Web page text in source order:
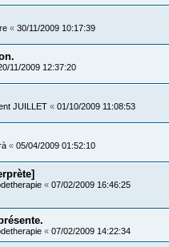
« 30/11/2009 10:17:39
11/2009 12:37:20
JUILLET « 01/10/2009 11:08:53
« 05/04/2009 01:52:10
« 07/02/2009 16:46:25
« 07/02/2009 14:22:34